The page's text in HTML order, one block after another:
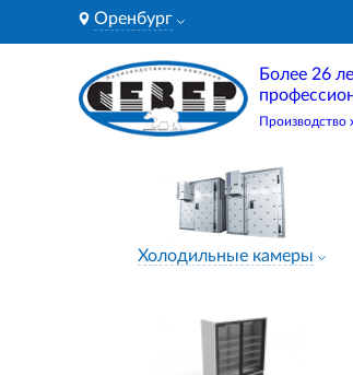
Оренбург
Более 26
Производство
Холодильные камеры